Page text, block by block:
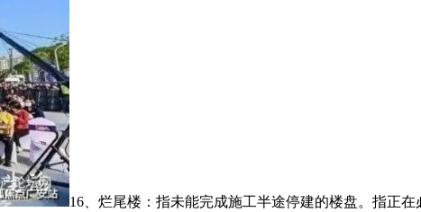
16、烂尾楼：指未能完成施工半途停建的楼盘。指正